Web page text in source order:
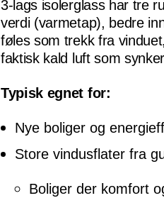
3-lags isolerglass har tre
verdi (varmetap), bedre
føles som trekk fra
faktisk kald luft som
Typisk egnet for:
Nye boliger og
Store vindusflater fra
Boliger der komfort